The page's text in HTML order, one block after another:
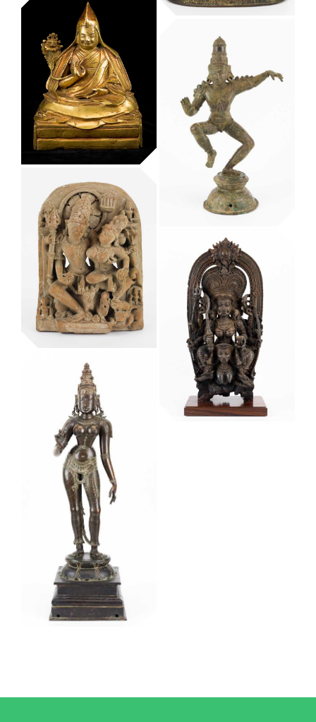
Figura waka
sran per al culte
als esperits
(waka sran:
blolo bla o asie
usu)
Museu Etnològic i de Cultures del Món
Kelzang Gyatso,
7è dalai-lama
(1708-1757)
Museu Etnològic i de Cultures del Món
Buda de la
medicina
Bhaisajyaguru
Shiva i Parvati
Krishna